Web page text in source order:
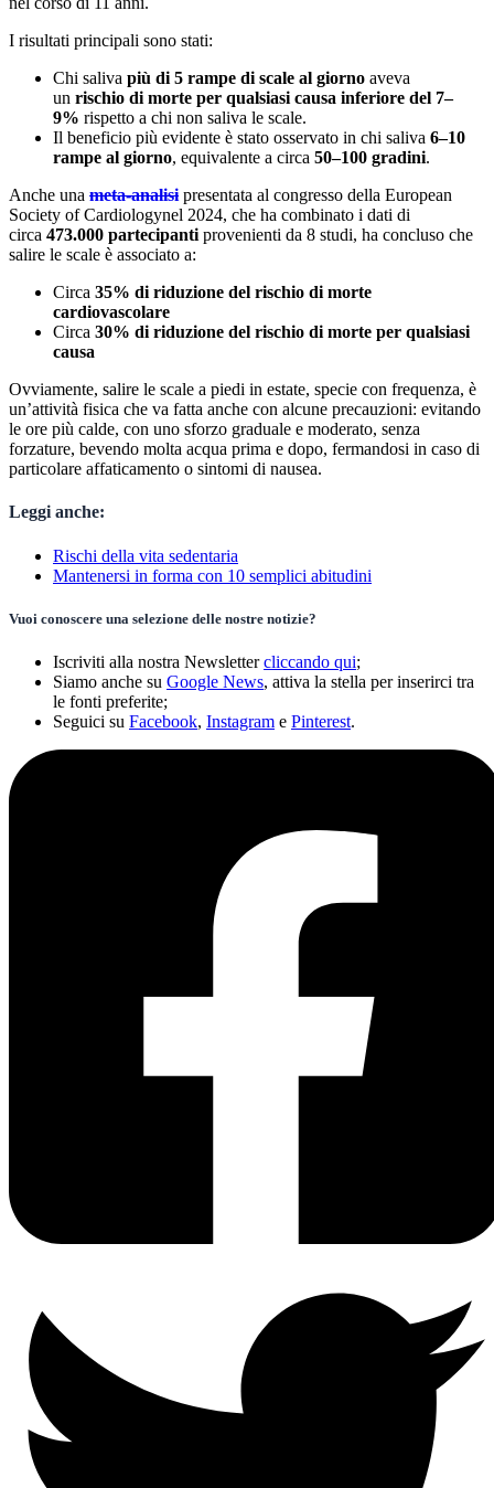
I risultati principali sono stati:
Chi saliva più di 5 rampe di scale al giorno aveva
un rischio di morte per qualsiasi causa inferiore del 7–
9% rispetto a chi non saliva le scale.
Il beneficio più evidente è stato osservato in chi saliva 6–10
rampe al giorno, equivalente a circa 50–100 gradini.
Anche una meta-analisi presentata al congresso della European
Society of Cardiologynel 2024, che ha combinato i dati di
circa 473.000 partecipanti provenienti da 8 studi, ha concluso che
salire le scale è associato a:
Circa 35% di riduzione del rischio di morte
cardiovascolare
Circa 30% di riduzione del rischio di morte per qualsiasi
causa
Ovviamente, salire le scale a piedi in estate, specie con frequenza, è
un’attività fisica che va fatta anche con alcune precauzioni: evitando
le ore più calde, con uno sforzo graduale e moderato, senza
forzature, bevendo molta acqua prima e dopo, fermandosi in caso di
particolare affaticamento o sintomi di nausea.
Leggi anche:
Rischi della vita sedentaria
Mantenersi in forma con 10 semplici abitudini
Vuoi conoscere una selezione delle nostre notizie?
Iscriviti alla nostra Newslettercliccando qui;
Siamo anche su Google News, attiva la stella per inserirci tra
le fonti preferite;
Seguici su Facebook, Instagram e Pinterest.